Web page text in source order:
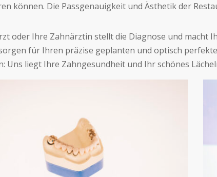
können. Die Passgenauigkeit und Ästhetik der
oder Ihre Zahnärztin stellt die Diagnose und macht
für Ihren präzise geplanten und optisch
Uns liegt Ihre Zahngesundheit und Ihr schönes